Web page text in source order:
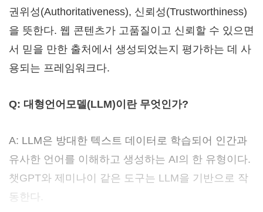
권위성(Authoritativeness), 신뢰성(Trustworthiness)
을 뜻한다. 웹 콘텐츠가 고품질이고 신뢰할 수 있으면
서 믿을 만한 출처에서 생성되었는지 평가하는 데 사
용되는 프레임워크다.
Q: 대형언어모델(LLM)이란 무엇인가?
A: LLM은 방대한 텍스트 데이터로 학습되어 인간과
유사한 언어를 이해하고 생성하는 AI의 한 유형이다.
챗GPT와 제미나이 같은 도구는 LLM을 기반으로 작
동한다.